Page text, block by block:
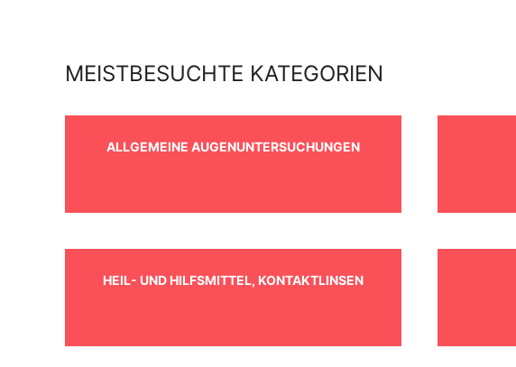
MEISTBESUCHTE KATEGORIEN
ALLGEMEINE AUGENUNTERSUCHUNGEN
HEIL- UND HILFSMITTEL, KONTAKTLINSEN